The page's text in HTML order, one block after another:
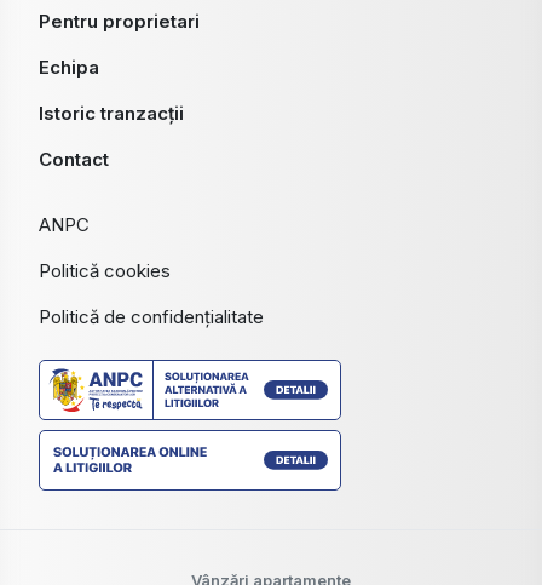
Pentru proprietari
Echipa
Istoric tranzacții
Contact
ANPC
Politică cookies
Politică de confidențialitate
Vânzări apartamente